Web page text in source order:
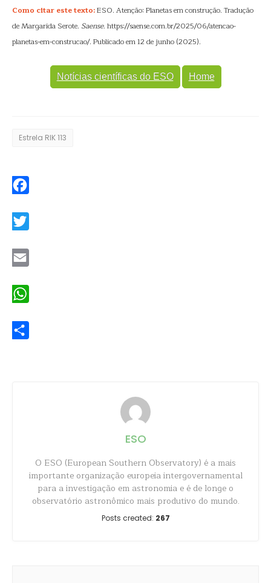
Como citar este texto:ESO. Atenção: Planetas em construção. Tradução
de Margarida Serote. Saense. https://saense.com.br/2025/06/atencao-
planetas-em-construcao/. Publicado em 12 de junho (2025).
Notícias científicas do ESO Home
Estrela RIK 113
ESO
O ESO (European Southern Observatory) é a mais
importante organização europeia intergovernamental
para a investigação em astronomia e é de longe o
observatório astronômico mais produtivo do mundo.
Posts created: 267